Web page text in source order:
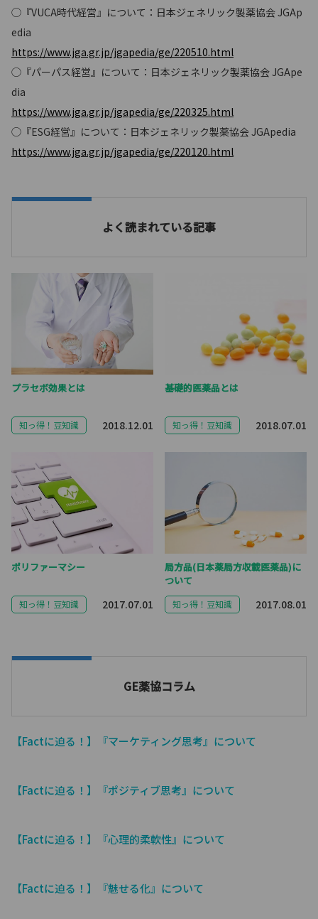
◯『VUCA時代経営』について：日本ジェネリック製薬協会 JGAp
edia
https://www.jga.gr.jp/jgapedia/ge/220510.html
◯『パーパス経営』について：日本ジェネリック製薬協会 JGApe
dia
https://www.jga.gr.jp/jgapedia/ge/220325.html
◯『ESG経営』について：日本ジェネリック製薬協会 JGApedia
https://www.jga.gr.jp/jgapedia/ge/220120.html
よく読まれている記事
プラセボ効果とは
知っ得！豆知識 2018.12.01
基礎的医薬品とは
知っ得！豆知識 2018.07.01
ポリファーマシー
知っ得！豆知識 2017.07.01
局方品(日本薬局方収載医薬品)に
ついて
知っ得！豆知識 2017.08.01
GE薬協コラム
【Factに迫る！】『マーケティング思考』について
【Factに迫る！】『ポジティブ思考』について
【Factに迫る！】『心理的柔軟性』について
【Factに迫る！】『魅せる化』について